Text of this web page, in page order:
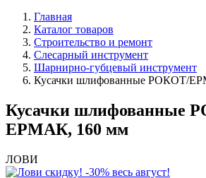
Главная
Каталог товаров
Строительство и ремонт
Слесарный инструмент
Шарнирно-губцевый инструмент
Кусачки шлифованные РОКОТ/
Кусачки шлифованные
ЕРМАК, 160 мм
ЛОВИ